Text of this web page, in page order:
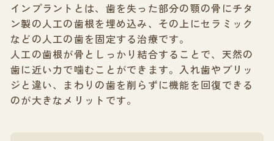
インプラントとは、歯を失った部分の顎の骨にチタ
ン製の人工の歯根を埋め込み、その上にセラミック
などの人工の歯を固定する治療です。
人工の歯根が骨としっかり結合することで、天然の
歯に近い力で噛むことができます。入れ歯やブリッ
ジと違い、まわりの歯を削らずに機能を回復できる
のが大きなメリットです。